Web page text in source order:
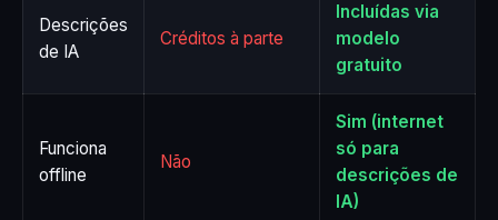
Descrições
de IA
Créditos à parte
Incluídas via
modelo
gratuito
Funciona
offline
Não
Sim (internet
só para
descrições de
IA)